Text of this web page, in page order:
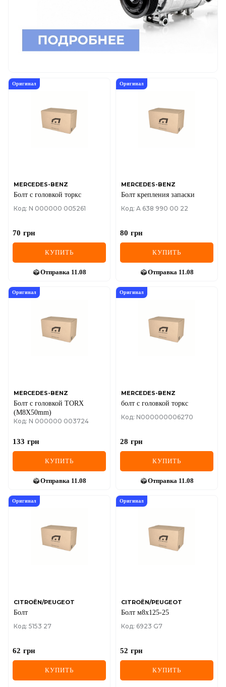
Оригинал
MERCEDES-BENZ
Болт с головкой торкс
Код: N 000000 005261
70 грн
КУПИТЬ
Отправка 11.08
Оригинал
MERCEDES-BENZ
Болт крепления запаски
Код: A 638 990 00 22
80 грн
КУПИТЬ
Отправка 11.08
Оригинал
MERCEDES-BENZ
Болт с головкой TORX
(M8X50mm)
Код: N 000000 003724
133 грн
КУПИТЬ
Отправка 11.08
Оригинал
MERCEDES-BENZ
болт с головкой торкс
Код: N000000006270
28 грн
КУПИТЬ
Отправка 11.08
Оригинал
CITROËN/PEUGEOT
Болт
Код: 5153 27
62 грн
КУПИТЬ
Оригинал
CITROËN/PEUGEOT
Болт м8х125-25
Код: 6923 G7
52 грн
КУПИТЬ